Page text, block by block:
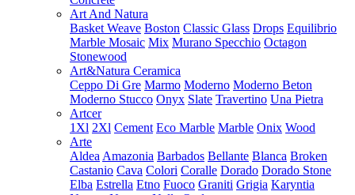
Art And Natura
Basket Weave Boston Classic Glass Drops Equilibrio
Marble Mosaic Mix Murano Specchio Octagon
Stonewood
Art&Natura Ceramica
Ceppo Di Gre Marmo Moderno Moderno Beton
Moderno Stucco Onyx Slate Travertino Una Pietra
Artcer
1Xl 2Xl Cement Eco Marble Marble Onix Wood
Arte
Aldea Amazonia Barbados Bellante Blanca Broken
Castanio Cava Colori Coralle Dorado Dorado Stone
Elba Estrella Etno Fuoco Graniti Grigia Karyntia